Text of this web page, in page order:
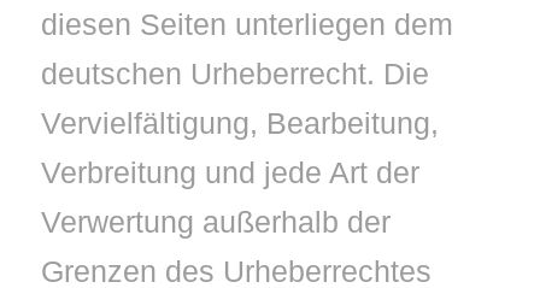
diesen Seiten unterliegen dem
deutschen Urheberrecht. Die
Vervielfältigung, Bearbeitung,
Verbreitung und jede Art der
Verwertung außerhalb der
Grenzen des Urheberrechtes